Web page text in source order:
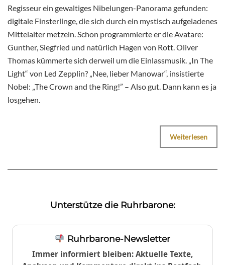
Regisseur ein gewaltiges Nibelungen-Panorama gefunden:
digitale Finsterlinge, die sich durch ein mystisch aufgeladenes
Mittelalter metzeln. Schon programmierte er die Avatare:
Gunther, Siegfried und natürlich Hagen von Rott. Oliver
Thomas kümmerte sich derweil um die Einlassmusik. „In The
Light“ von Led Zepplin? „Nee, lieber Manowar“, insistierte
Nobel: „The Crown and the Ring!” – Also gut. Dann kann es ja
losgehen.
Weiterlesen
Unterstütze die Ruhrbarone:
Ruhrbarone-Newsletter
Immer informiert bleiben: Aktuelle Texte,